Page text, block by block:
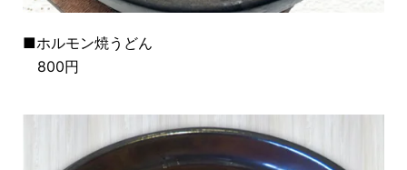
■ホルモン焼うどん
800円